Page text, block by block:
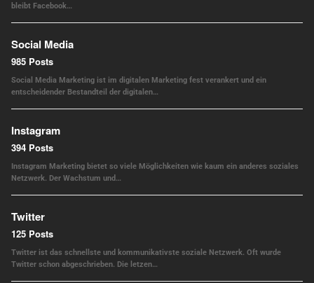
bleibt Facebook…
Social Media
985 Posts
Social Media Marketing ist im digitalen Marketing fest verankert und ein
entscheidender Bestandteil der digitalen…
Instagram
394 Posts
Instagram Marketing bietet so viele Möglichkeiten wie kaum ein anderes soziales
Netzwerk. Der Wachstum und…
Twitter
125 Posts
Twitter ist das schnellste und kommunikativste soziale Netzwerk. Oft wurde
Twitter schon abgeschrieben. Die letzen…